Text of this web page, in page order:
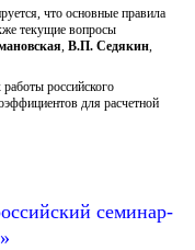
что основные правила
текущие вопросы
, В.П. Седякин,
российского
для расчетной
семинар-